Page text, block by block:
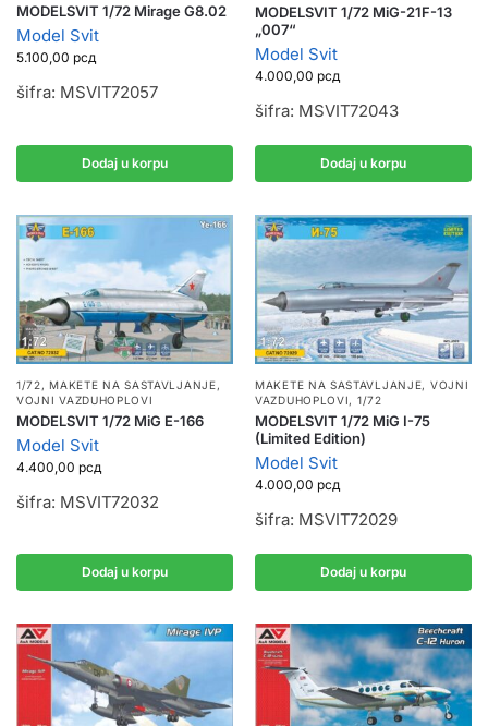
MODELSVIT 1/72 Mirage G8.02
Model Svit
5.100,00 рсд
šifra: MSVIT72057
Dodaj u korpu
MODELSVIT 1/72 MiG-21F-13
„007“
Model Svit
4.000,00 рсд
šifra: MSVIT72043
Dodaj u korpu
1/72,MAKETE NA SASTAVLJANJE,
VOJNI VAZDUHOPLOVI
MODELSVIT 1/72 MiG E-166
Model Svit
4.400,00 рсд
šifra: MSVIT72032
Dodaj u korpu
MAKETE NA SASTAVLJANJE, VOJNI
VAZDUHOPLOVI, 1/72
MODELSVIT 1/72 MiG I-75
(Limited Edition)
Model Svit
4.000,00 рсд
šifra: MSVIT72029
Dodaj u korpu